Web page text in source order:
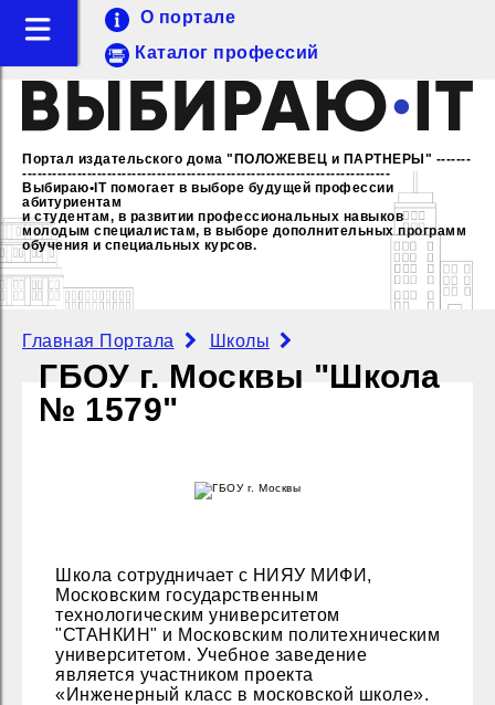
Портал издательского дома "ПОЛОЖЕВЕЦ и ПАРТНЕРЫ" -------
--------------------------------------------------------------------------
Выбираю•IT помогает в выборе будущей профессии
абитуриентам
и студентам, в развитии профессиональных навыков
молодым специалистам, в выборе дополнительных программ
обучения и специальных курсов.
О портале
Каталог профессий
Главная Портала Школы
ГБОУ г. Москвы "Школа
№ 1579"
Школа сотрудничает с НИЯУ МИФИ,
Московским государственным
технологическим университетом
"СТАНКИН" и Московским политехническим
университетом. Учебное заведение
является участником проекта
«Инженерный класс в московской школе».